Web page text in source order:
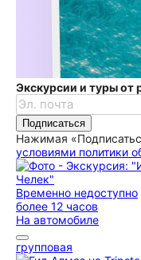
Экскурсии и туры от
Подписаться
Нажимая
условиями политики
Временно недоступно
более 12 часов
На автомобиле
групповая